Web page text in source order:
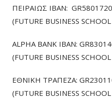
ΠΕΙΡΑΙΩΣ ΙΒΑΝ:
(FUTURE BUSINESS
ALPHA BANK IBAN:
(FUTURE BUSINESS
ΕΘΝΙΚΗ ΤΡΑΠΕΖΑ:
(FUTURE BUSINESS